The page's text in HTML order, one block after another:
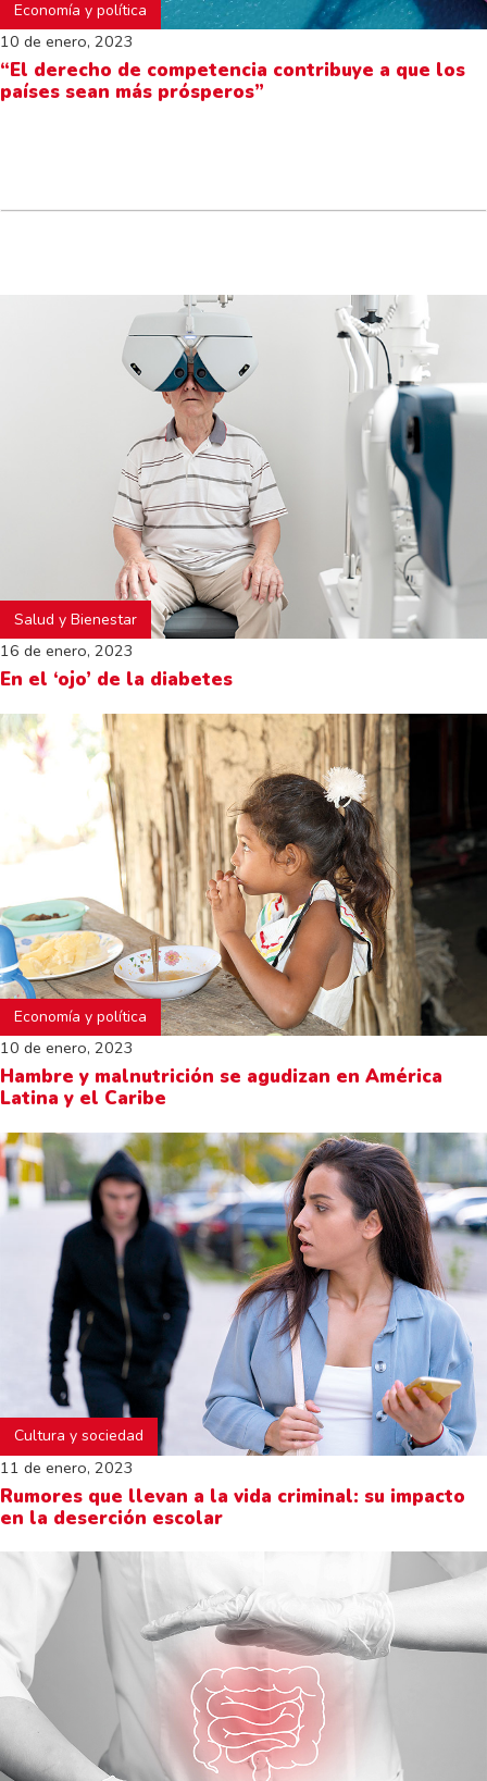
Economía y política
10 de enero, 2023
“El derecho de competencia contribuye a que los
países sean más prósperos”
Salud y Bienestar
16 de enero, 2023
En el ‘ojo’ de la diabetes
Economía y política
10 de enero, 2023
Hambre y malnutrición se agudizan en América
Latina y el Caribe
Cultura y sociedad
11 de enero, 2023
Rumores que llevan a la vida criminal: su impacto
en la deserción escolar